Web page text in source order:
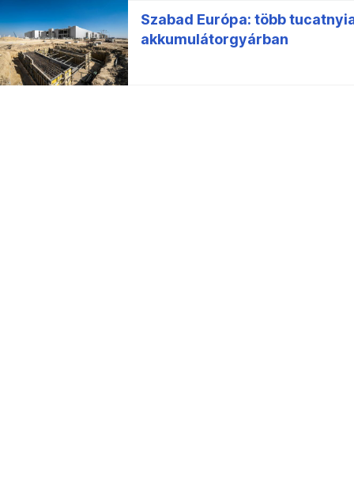
Szabad Európa: több
akkumulátorgyárban